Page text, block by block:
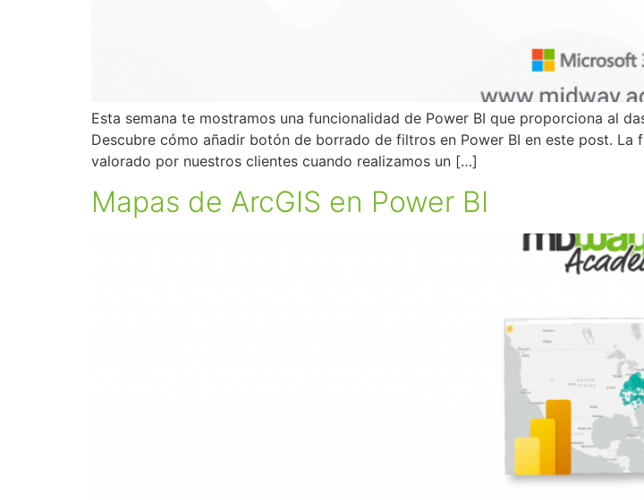
Esta semana te mostramos una funcionalidad de Power BI que proporciona al
Descubre cómo añadir botón de borrado de filtros en Power BI en este post.
valorado por nuestros clientes cuando realizamos un […]
Mapas de ArcGIS en Power BI